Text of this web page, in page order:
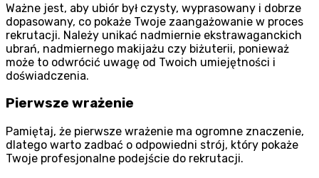
Ważne jest, aby ubiór był czysty, wyprasowany i dobrze
dopasowany, co pokaże Twoje zaangażowanie w proces
rekrutacji. Należy unikać nadmiernie ekstrawaganckich
ubrań, nadmiernego makijażu czy biżuterii, ponieważ
może to odwrócić uwagę od Twoich umiejętności i
doświadczenia.
Pierwsze wrażenie
Pamiętaj, że pierwsze wrażenie ma ogromne znaczenie,
dlatego warto zadbać o odpowiedni strój, który pokaże
Twoje profesjonalne podejście do rekrutacji.